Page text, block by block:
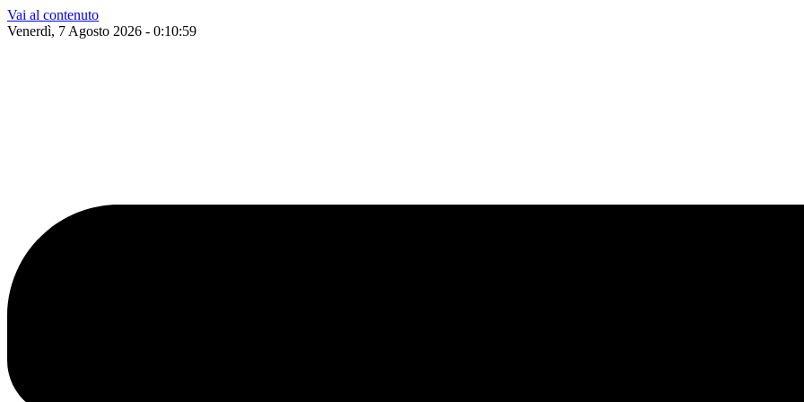
Vai al contenuto
Venerdì, 7 Agosto 2026 - 0:11:00